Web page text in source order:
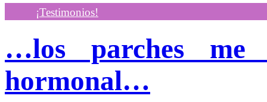
¡Testimonios!
…los parches me
hormonal…